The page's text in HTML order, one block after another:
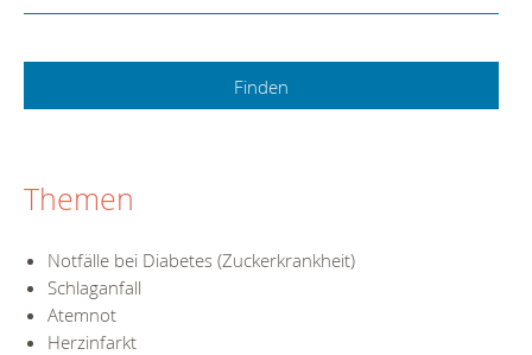
Themen
Notfälle bei Diabetes (Zuckerkrankheit)
Schlaganfall
Atemnot
Herzinfarkt